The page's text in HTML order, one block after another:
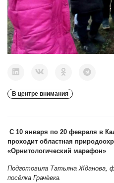
В центре внимания
С 10 января по 20 февраля в
проходит областная
«Орнитологический марафон»
Подготовила Татьяна Жданова,
посёлка Грачёвка